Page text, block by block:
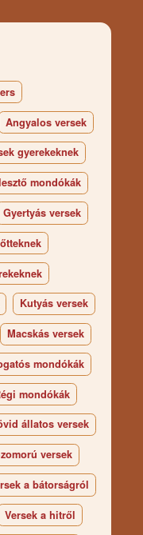
Angyalos versek
gyerekeknek
mondókák
Gyertyás versek
Kutyás versek
Macskás versek
mondókák
mondókák
állatos versek
versek
a bátorságról
Versek a hitről